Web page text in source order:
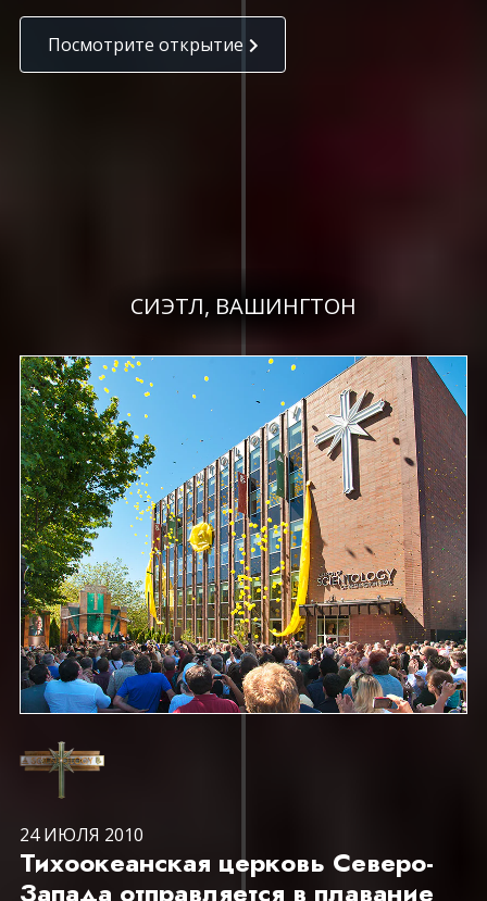
Посмотрите открытие
СИЭТЛ, ВАШИНГТОН
24 ИЮЛЯ 2010
Тихоокеанская церковь Северо-
Запада отправляется в плавание